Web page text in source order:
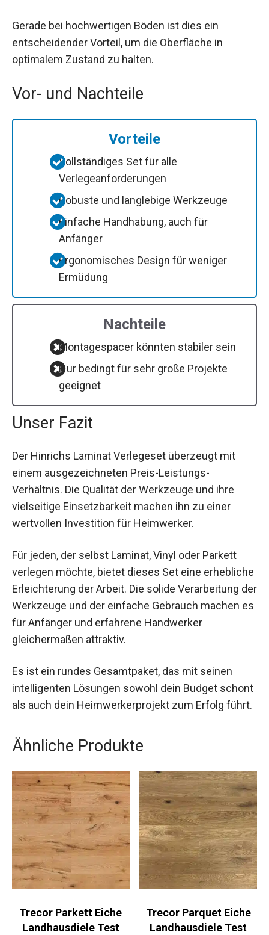
Gerade bei hochwertigen Böden ist dies ein
entscheidender Vorteil, um die Oberfläche in
optimalem Zustand zu halten.
Vor- und Nachteile
Vorteile
Vollständiges Set für alle
Verlegeanforderungen
Robuste und langlebige Werkzeuge
Einfache Handhabung, auch für
Anfänger
Ergonomisches Design für weniger
Ermüdung
Nachteile
Montagespacer könnten stabiler sein
Nur bedingt für sehr große Projekte
geeignet
Unser Fazit
Der Hinrichs Laminat Verlegeset überzeugt mit
einem ausgezeichneten Preis-Leistungs-
Verhältnis. Die Qualität der Werkzeuge und ihre
vielseitige Einsetzbarkeit machen ihn zu einer
wertvollen Investition für Heimwerker.
Für jeden, der selbst Laminat, Vinyl oder Parkett
verlegen möchte, bietet dieses Set eine erhebliche
Erleichterung der Arbeit. Die solide Verarbeitung der
Werkzeuge und der einfache Gebrauch machen es
für Anfänger und erfahrene Handwerker
gleichermaßen attraktiv.
Es ist ein rundes Gesamtpaket, das mit seinen
intelligenten Lösungen sowohl dein Budget schont
als auch dein Heimwerkerprojekt zum Erfolg führt.
Ähnliche Produkte
Trecor Parkett Eiche
Landhausdiele Test
Trecor Parquet Eiche
Landhausdiele Test